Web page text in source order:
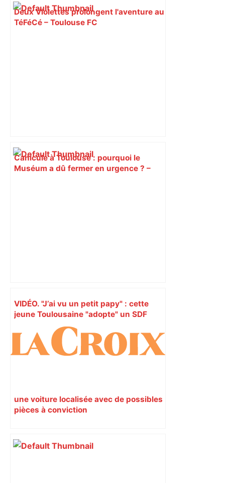
Deux Violettes prolongent l'aventure au
TéFéCé – Toulouse FC
Canicule à Toulouse : pourquoi le
Muséum a dû fermer en urgence ? –
VIDÉO. "J’ai vu un petit papy" : cette
jeune Toulousaine "adopte" un SDF
septuagénaire et tente depuis 7 mois
de le sortir de la rue – Centre Presse
Aveyron
une voiture localisée avec de possibles
pièces à conviction